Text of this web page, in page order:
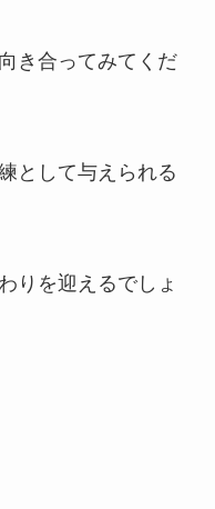
き合ってみてくだ
として与えられる
りを迎えるでしょ